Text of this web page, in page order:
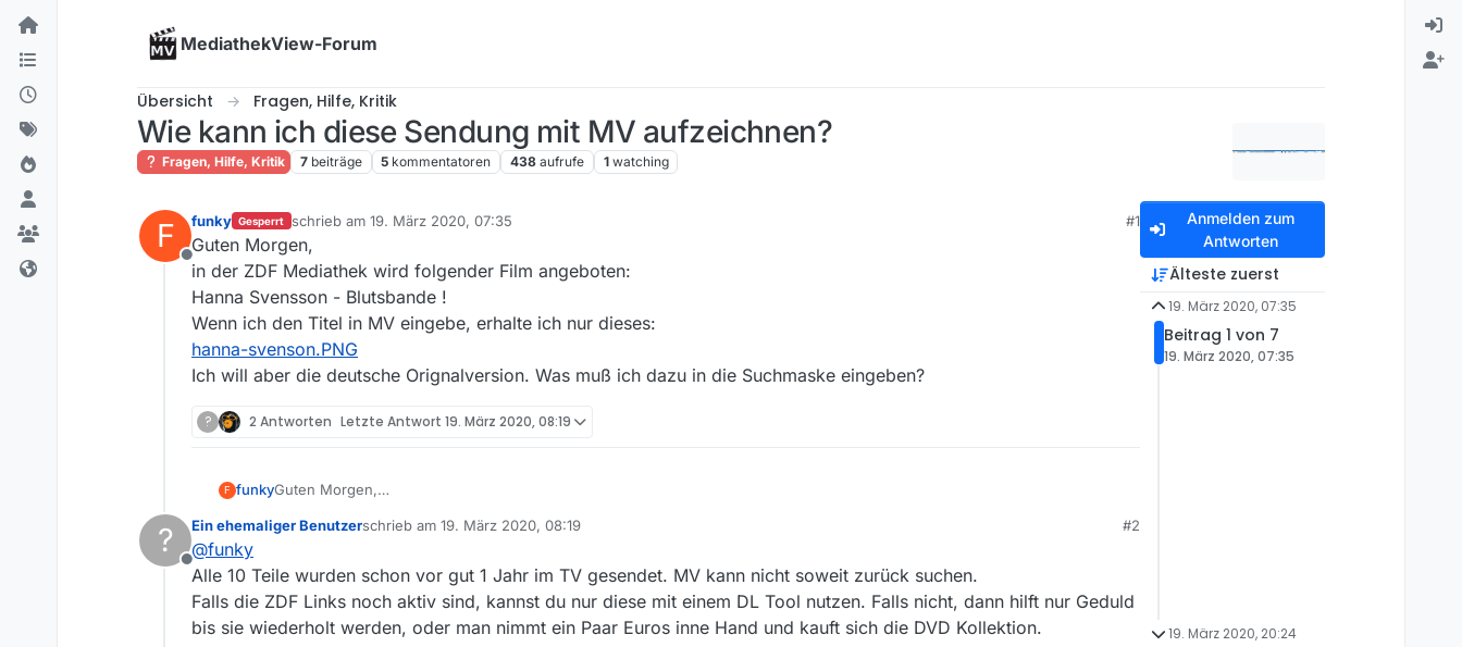
Skip to content
MediathekView-Forum
Übersicht Fragen, Hilfe, Kritik
Wie kann ich diese Sendung mit MV aufzeichnen?
Fragen, Hilfe, Kritik 7 beiträge 5 kommentatoren 438 aufrufe 1 watching
F
Offline
funky Gesperrt schrieb am 19. März 2020, 07:35
zuletzt editiert von
#1
Guten Morgen,
in der ZDF Mediathek wird folgender Film angeboten:
Hanna Svensson - Blutsbande !
Wenn ich den Titel in MV eingebe, erhalte ich nur dieses:
hanna-svenson.PNG
Ich will aber die deutsche Orignalversion. Was muß ich dazu in die Suchmaske eingeben?
? 2 Antworten Letzte Antwort 19. März 2020, 08:19
F funkyGuten Morgen,
Hanna Svensson - Blutsbande !
hanna-svenson.PNG
Ich will aber die deutsche Orignalversion. Was muß ich dazu in die Suchmaske eingeben?
?
Offline
Ein ehemaliger Benutzerschrieb am 19. März 2020, 08:19
zuletzt editiert von
#2
@funky
Alle 10 Teile wurden schon vor gut 1 Jahr im TV gesendet. MV kann nicht soweit zurück suchen.
Falls die ZDF Links noch aktiv sind, kannst du nur diese mit einem DL Tool nutzen. Falls nicht, dann hilft nur Geduld
bis sie wiederholt werden, oder man nimmt ein Paar Euros inne Hand und kauft sich die DVD Kollektion.
Anmelden zum
Antworten
Älteste zuerst
19. März 2020, 07:35
Beitrag 1 von 7
19. März 2020, 07:35
19. März 2020, 20:24